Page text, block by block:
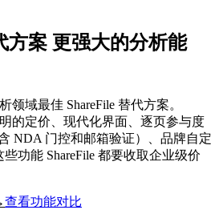
方案 更强大的分析能
领域最佳 ShareFile 替代方案。
的定价、现代化界面、逐页参与度
NDA 门控和邮箱验证）、品牌自定
功能 ShareFile 都要收取企业级价
查看功能对比